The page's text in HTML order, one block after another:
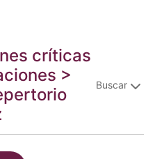
críticas
>
Buscar